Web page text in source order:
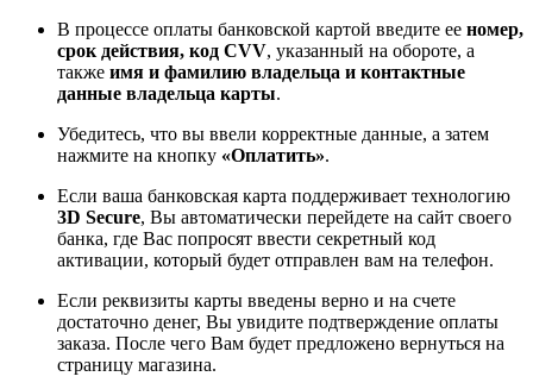
В процессе оплаты банковской картой введите ее номер,
срок действия, код CVV, указанный на обороте, а
также имя и фамилию владельца и контактные
данные владельца карты.
Убедитесь, что вы ввели корректные данные, а затем
нажмите на кнопку «Оплатить».
Если ваша банковская карта поддерживает технологию
3D Secure, Вы автоматически перейдете на сайт своего
банка, где Вас попросят ввести секретный код
активации, который будет отправлен вам на телефон.
Если реквизиты карты введены верно и на счете
достаточно денег, Вы увидите подтверждение оплаты
заказа. После чего Вам будет предложено вернуться на
страницу магазина.